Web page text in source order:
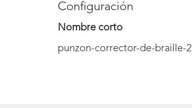
Configuración
Nombre corto
punzon-corrector-de-braille-2